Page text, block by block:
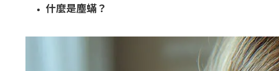
什麼是塵蟎？